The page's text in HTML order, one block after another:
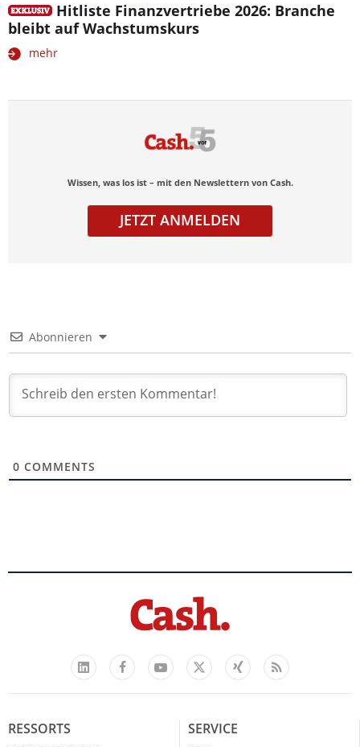
Hitliste Finanzvertriebe 2026: Branche
bleibt auf Wachstumskurs
mehr
Wissen, was los ist – mit den Newslettern von Cash.
JETZT ANMELDEN
Abonnieren
0 COMMENTS
LinkedIn
FacebookYouTube
X
Xing Feed
RESSORTS SERVICE